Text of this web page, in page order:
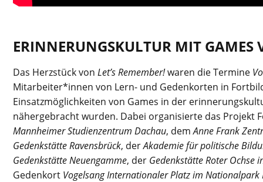
ERINNERUNGSKULTUR MIT GAMES
Das Herzstück vonLet’s Remember!waren die Termine
Mitarbeiter*innen von Lern- und Gedenkorten in
Einsatzmöglichkeiten von Games in der
nähergebracht wurden. Dabei organisierte das Projekt
Mannheimer Studienzentrum Dachau, demAnne Frank
Gedenkstätte Ravensbrück, derAkademie für politische
Gedenkstätte Neuengamme, der Gedenkstätte Roter Ochse
Gedenkort Vogelsang Internationaler Platz im